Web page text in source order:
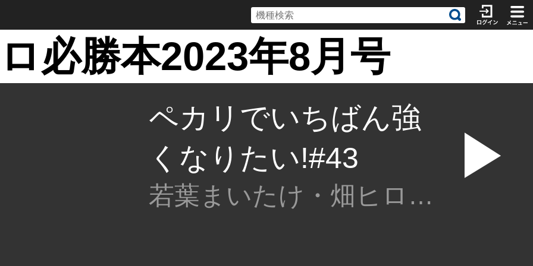
必勝本2023年8月号
ペカリでいちばん強
くなりたい!#43
若葉まいたけ・畑ヒロフミ
▶